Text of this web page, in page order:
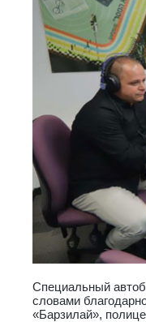
Специальный
словами
«Барзилай»,